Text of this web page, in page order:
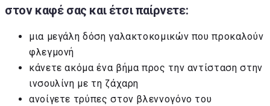
στον καφέ σας και έτσι παίρνετε:
μια μεγάλη δόση γαλακτοκομικών που προκαλούν
φλεγμονή
κάνετε ακόμα ένα βήμα προς την αντίσταση στην
ινσουλίνη με τη ζάχαρη
ανοίγετε τρύπες στον βλεννογόνο του